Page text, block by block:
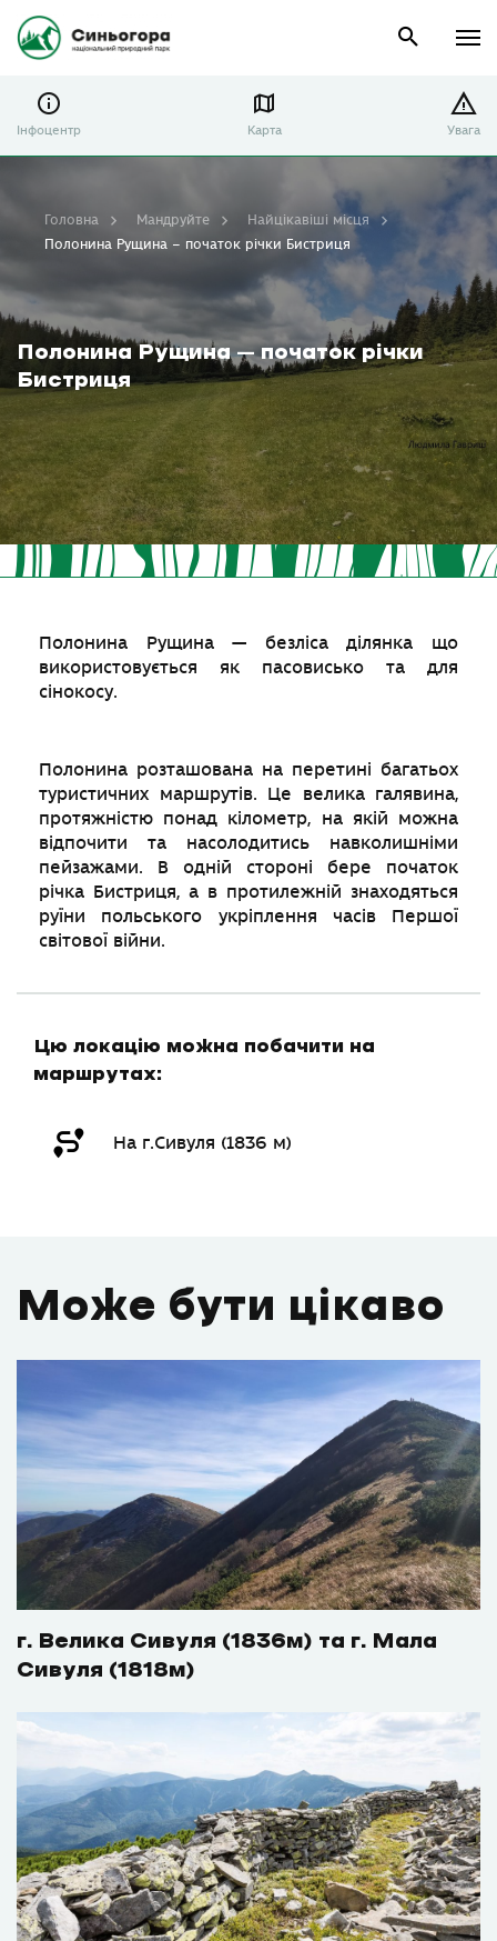
Інфоцентр Карта Увага
Полонина Рущина – початок річки
Бистриця
Головна Мандруйте
Найцікавіші місця
Полонина Рущина – початок річки Бистриця
Полонина Рущина — безліса ділянка що
використовується як пасовисько та для
сінокосу.
Полонина розташована на перетині багатьох
туристичних маршрутів. Це велика галявина,
протяжністю понад кілометр, на якій можна
відпочити та насолодитись навколишніми
пейзажами. В одній стороні бере початок
річка Бистриця, а в протилежній знаходяться
руїни польського укріплення часів Першої
світової війни.
Цю локацію можна побачити на
маршрутах:
На г.Сивуля (1836 м)
Може бути цікаво
г. Велика Сивуля (1836м) та г. Мала
Сивуля (1818м)